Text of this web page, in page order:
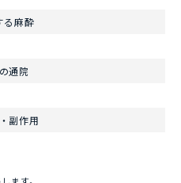
る麻酔
通院
副作用
ます。